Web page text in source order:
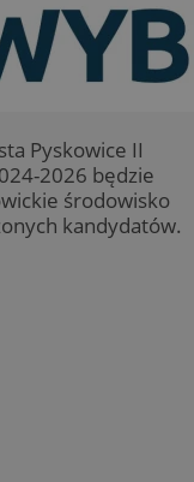
Pyskowice II
2026 będzie
środowisko
kandydatów.